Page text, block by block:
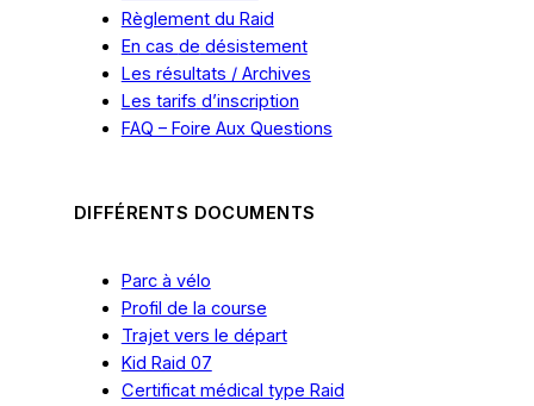
Règlement du Raid
En cas de désistement
Les résultats / Archives
Les tarifs d’inscription
FAQ – Foire Aux Questions
DIFFÉRENTS DOCUMENTS
Parc à vélo
Profil de la course
Trajet vers le départ
Kid Raid 07
Certificat médical type Raid